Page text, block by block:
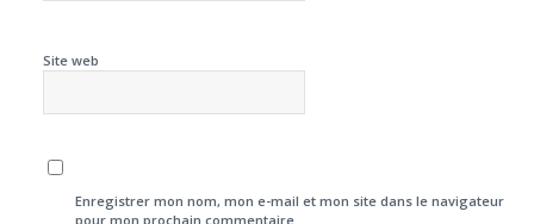
Site web
Enregistrer mon nom, mon e-mail et mon site dans le navigateur
pour mon prochain commentaire.